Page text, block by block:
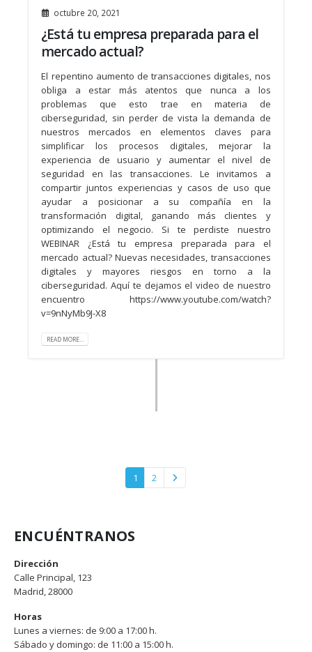
octubre 20, 2021
¿Está tu empresa preparada para el
mercado actual?
El repentino aumento de transacciones digitales, nos
obliga a estar más atentos que nunca a los
problemas que esto trae en materia de
ciberseguridad, sin perder de vista la demanda de
nuestros mercados en elementos claves para
simplificar los procesos digitales, mejorar la
experiencia de usuario y aumentar el nivel de
seguridad en las transacciones. Le invitamos a
compartir juntos experiencias y casos de uso que
ayudar a posicionar a su compañía en la
transformación digital, ganando más clientes y
optimizando el negocio. Si te perdiste nuestro
WEBINAR ¿Está tu empresa preparada para el
mercado actual? Nuevas necesidades, transacciones
digitales y mayores riesgos en torno a la
ciberseguridad. Aquí te dejamos el video de nuestro
encuentro https://www.youtube.com/watch?
v=9nNyMb9J-X8
READ MORE...
1 2
ENCUÉNTRANOS
Dirección
Calle Principal, 123
Madrid, 28000
Horas
Lunes a viernes: de 9:00 a 17:00 h.
Sábado y domingo: de 11:00 a 15:00 h.